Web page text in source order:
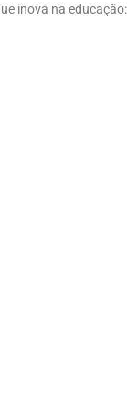
inova na